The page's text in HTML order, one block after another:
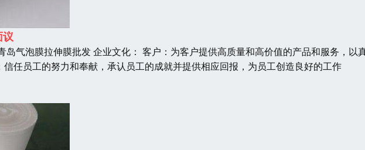
议
岛气泡膜拉伸膜批发 企业文化： 客户：为客户提供高质量和高价值的产品和服务，以
任员工的努力和奉献，承认员工的成就并提供相应回报，为员工创造良好的工作